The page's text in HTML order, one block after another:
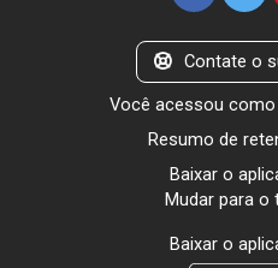
Contate o
Você acessou
Resumo de
Baixar o
Mudar para o
Baixar o